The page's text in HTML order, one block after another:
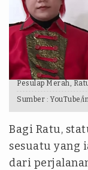
Pesulap Merah,
Sumber : YouTube/
Bagi Ratu,
sesuatu yang
dari